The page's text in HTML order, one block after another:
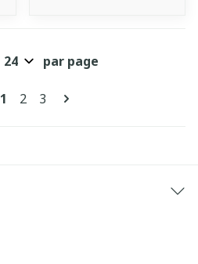
Pages
Vous lisez actuellement la
1 Page
2 Page
3
par page